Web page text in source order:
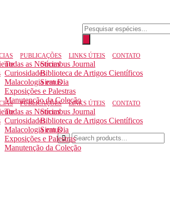
Todas as Notícias
Curiosidades
Malacologia em Dia
Exposições e Palestras
Manutenção da Coleção
PUBLICAÇÕES
Strombus Journal
Biblioteca de Artigos Científicos
Siratus
LINKS ÚTEIS CONTATO
Todas as Notícias
Curiosidades
Malacologia em Dia
Exposições e Palestras
Manutenção da Coleção
PUBLICAÇÕES
Strombus Journal
Biblioteca de Artigos Científicos
Siratus
LINKS ÚTEIS CONTATO